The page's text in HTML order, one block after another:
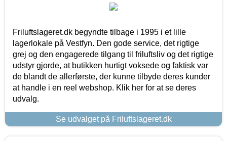
Friluftslageret.dk begyndte tilbage i 1995 i et lille
lagerlokale på Vestfyn. Den gode service, det rigtige
grej og den engagerede tilgang til friluftsliv og det rigtige
udstyr gjorde, at butikken hurtigt voksede og faktisk var
de blandt de allerførste, der kunne tilbyde deres kunder
at handle i en reel webshop. Klik her for at se deres
udvalg.
Se udvalget på Friluftslageret.dk